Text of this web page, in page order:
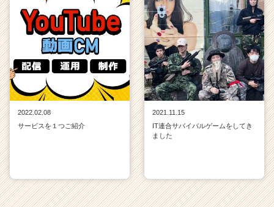
2022.02.08
サービスを１つご紹介
2021.11.15
IT連合サバイバルゲームをしてき
ました